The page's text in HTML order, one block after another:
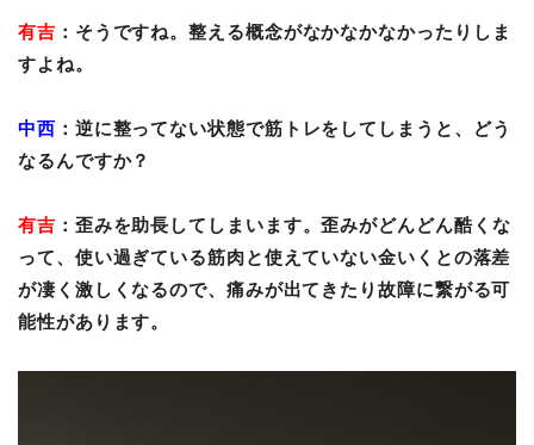
有吉 ：そうですね。整える概念がなかなかなかったりしま
すよね。
中西 ：逆に整ってない状態で筋トレをしてしまうと、どう
なるんですか？
有吉 ：歪みを助長してしまいます。歪みがどんどん酷くな
って、使い過ぎている筋肉と使えていない金いくとの落差
が凄く激しくなるので、痛みが出てきたり故障に繋がる可
能性があります。